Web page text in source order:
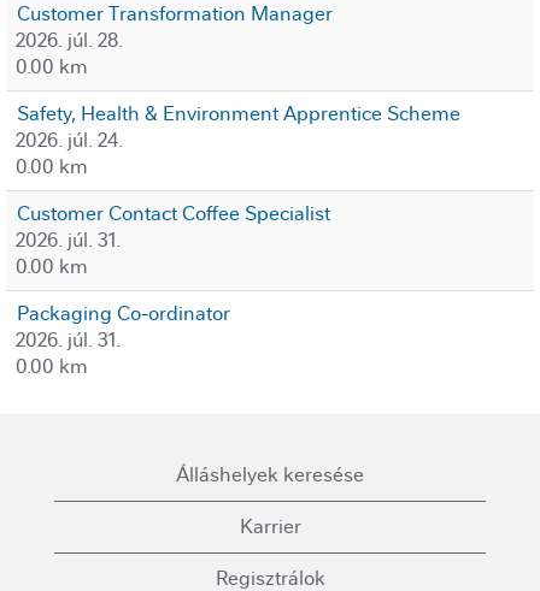
Customer Transformation Manager
2026. júl. 28.
0.00 km
Safety, Health & Environment Apprentice Scheme
2026. júl. 24.
0.00 km
Customer Contact Coffee Specialist
2026. júl. 31.
0.00 km
Packaging Co-ordinator
2026. júl. 31.
0.00 km
Álláshelyek keresése
Karrier
Regisztrálok